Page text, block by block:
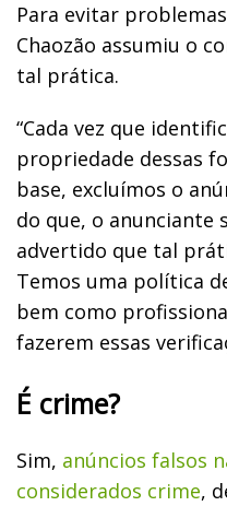
Para evitar
Chaozão assumiu o
tal prática.
“Cada vez que
propriedade dessas
base, excluímos o
do que, o anunciante
advertido que tal
Temos uma política
bem como
fazerem essas
É crime?
Sim, anúncios falsos
considerados crime,